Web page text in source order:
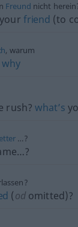
Freund nicht
your friend (to
, warum
why
rush?what’s
…?
(odomitted)?